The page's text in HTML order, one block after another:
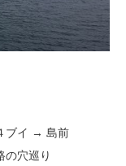
ブイ → 島前
穴巡り